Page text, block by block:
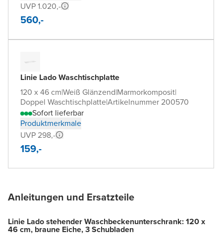
UVP 1.020,-
560,-
Linie Lado Waschtischplatte
120 x 46 cm|Weiß Glänzend|Marmorkomposit|
Doppel Waschtischplatte|Artikelnummer 200570
Sofort lieferbar
Produktmerkmale
UVP 298,-
159,-
Anleitungen und Ersatzteile
Linie Lado stehender Waschbeckenunterschrank: 120 x
46 cm, braune Eiche, 3 Schubladen